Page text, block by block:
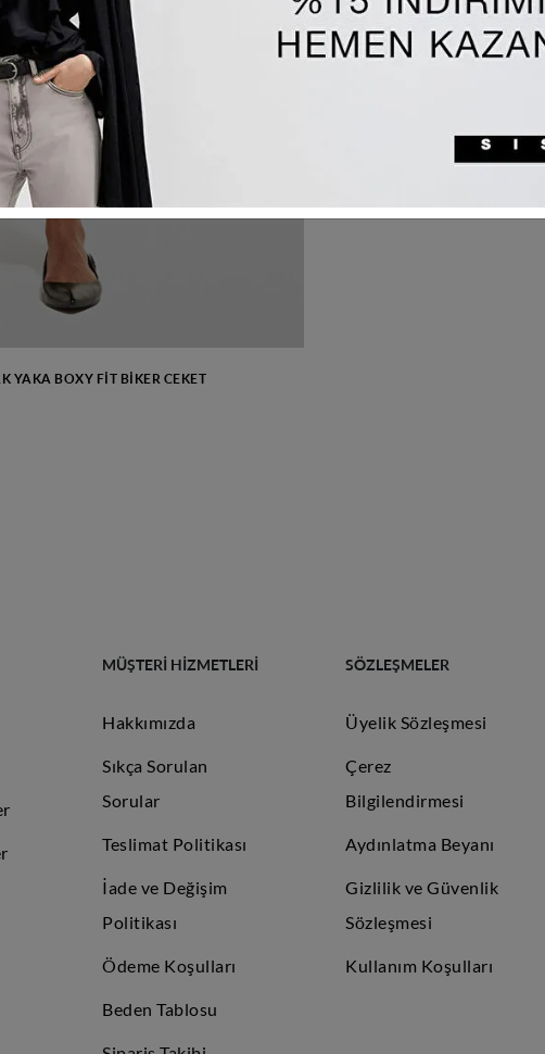
YAKA BOXY FIT BIKER CEKET
MÜŞTERİ HİZMETLERİ
Hakkımızda
Sıkça Sorulan
Sorular
Teslimat Politikası
İade ve Değişim
Politikası
Ödeme Koşulları
Beden Tablosu
SÖZLEŞMELER
Üyelik Sözleşmesi
Çerez
Bilgilendirmesi
Aydınlatma Beyanı
Gizlilik ve Güvenlik
Sözleşmesi
Kullanım Koşulları